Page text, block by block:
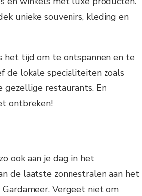
unieke souvenirs, kleding en
het tijd om te ontspannen en te
de lokale specialiteiten zoals
gezellige restaurants. En
ontbreken!
ook aan je dag in het
de laatste zonnestralen aan het
Vergeet niet om